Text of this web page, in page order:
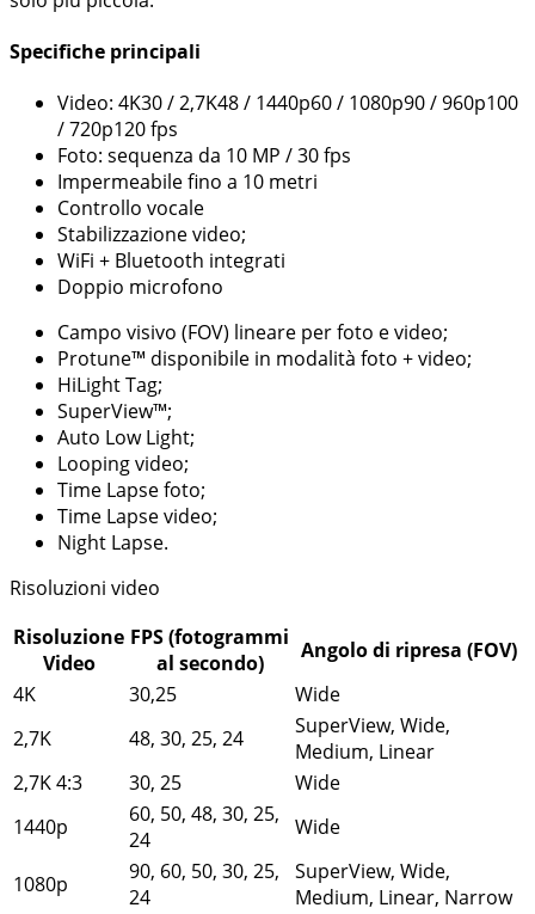
Specifiche principali
Video: 4K30 / 2,7K48 / 1440p60 / 1080p90 / 960p100
/ 720p120 fps
Foto: sequenza da 10 MP / 30 fps
Impermeabile fino a 10 metri
Controllo vocale
Stabilizzazione video;
WiFi + Bluetooth integrati
Doppio microfono
Campo visivo (FOV) lineare per foto e video;
Protune™ disponibile in modalità foto + video;
HiLight Tag;
SuperView™;
Auto Low Light;
Looping video;
Time Lapse foto;
Time Lapse video;
Night Lapse.
Risoluzioni video
Risoluzione
Video
FPS (fotogrammi
al secondo)
Angolo di ripresa (FOV)
4K
30,25
Wide
2,7K
48, 30, 25, 24
SuperView, Wide,
Medium, Linear
2,7K 4:3
30, 25
Wide
1440p
60, 50, 48, 30, 25,
24
Wide
1080p
90, 60, 50, 30, 25,
24
SuperView, Wide,
Medium, Linear, Narrow